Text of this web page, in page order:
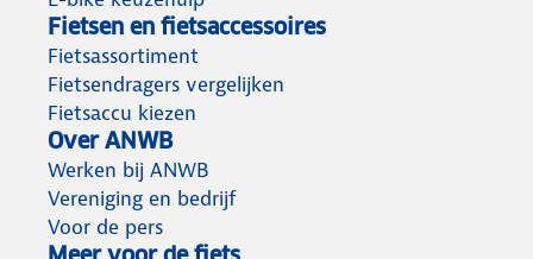
Fietsen en fietsaccessoires
Fietsassortiment
Fietsendragers vergelijken
Fietsaccu kiezen
Over ANWB
Werken bij ANWB
Vereniging en bedrijf
Voor de pers